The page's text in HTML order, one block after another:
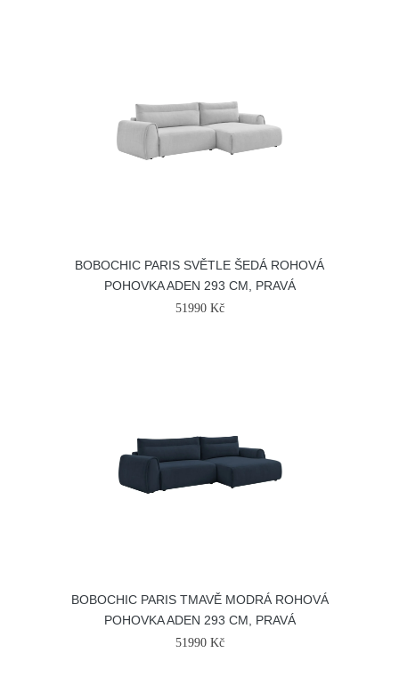
BOBOCHIC PARIS SVĚTLE ŠEDÁ ROHOVÁ
POHOVKA ADEN 293 CM, PRAVÁ
51990 Kč
BOBOCHIC PARIS TMAVĚ MODRÁ ROHOVÁ
POHOVKA ADEN 293 CM, PRAVÁ
51990 Kč